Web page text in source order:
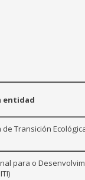
entidad
Transición
para o